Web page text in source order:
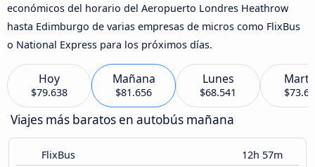
económicos del horario del Aeropuerto Londres Heathrow
hasta Edimburgo de varias empresas de micros como FlixBus
o National Express para los próximos días.
Hoy
$79.638
Mañana
$81.656
Lunes
$68.541
Viajes más baratos en autobús mañana
FlixBus 12h 57m